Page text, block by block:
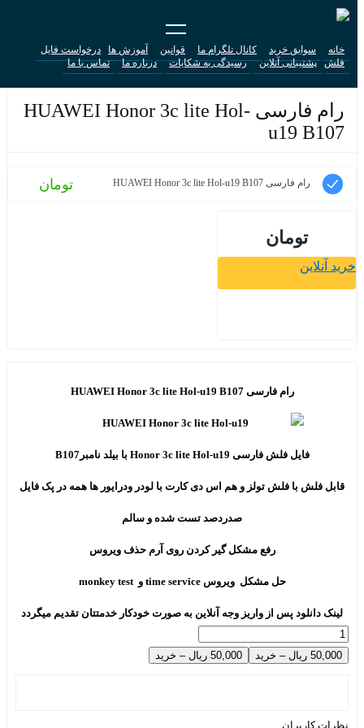
خانه سوابق خرید کانال تلگرام ما قوانین آموزش ها
درخواست فایل
فلش
پشتیبانی آنلاین رسیدگی به شکایات درباره ما تماس با ما
رام فارسی HUAWEI Honor 3c lite Hol-
u19 B107
رام فارسی HUAWEI Honor 3c lite Hol-u19 B107 تومان
تومان
خرید آنلاین
رام فارسی HUAWEI Honor 3c lite Hol-u19 B107
فایل فلش فارسی Honor 3c lite Hol-u19 با بیلد نامبرB107
قابل فلش با فلش تولز و هم اس دی کارت با لودر ودرایور ها همه در پک فایل
صدردصد تست شده و سالم
رفع مشکل گیر کردن روی آرم حذف ویروس
حل مشکل ویروس time service و monkey test
لینک دانلود پس از واریز وجه آنلاین به صورت خودکار خدمتتان تقدیم میگردد
50,000 ریال – خرید
نظرات کاربران